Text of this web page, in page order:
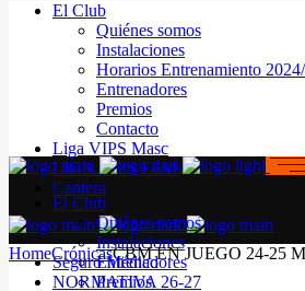
El Club
Quiénes somos
Instalaciones
Horarios Entrenamiento
Entrenadores
Premios
Contacto
Liga VIPS Masc
LIGA VIPS FEM
Cantera
Seguro Médico
NORMATIVA 26-27
El Club
Quiénes somos
Instalaciones
Entrenadores
Premios
HomeCrónicasCBM EN JUEGO 24-25